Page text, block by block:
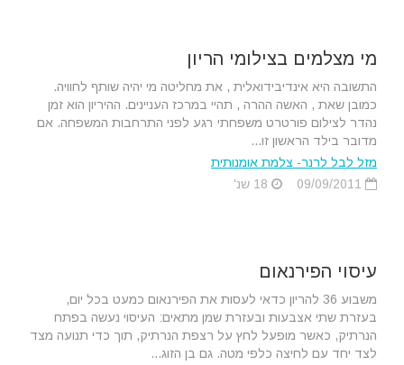
מי מצלמים בצילומי הריון
התשובה היא אינדיבידואלית , את מחליטה מי יהיה שותף לחוויה.
כמובן שאת , האשה ההרה , תהיי במרכז העניינים. ההיריון הוא זמן
נהדר לצילום פורטרט משפחתי רגע לפני התרחבות המשפחה. אם
מדובר בילד הראשון זו...
מזל לבל לרנר- צלמת אומנותית
עיסוי הפירנאום
משבוע 36 להריון כדאי לעסות את הפירנאום כמעט בכל יום,
בעזרת שתי אצבעות ובעזרת שמן מתאים: העיסוי נעשה בפתח
הנרתיק, כאשר מופעל לחץ על רצפת הנרתיק, תוך כדי תנועה מצד
לצד יחד עם לחיצה כלפי מטה. גם בן הזוג...